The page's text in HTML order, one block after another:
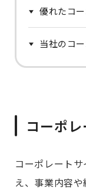
優れたコ
当社のコ
コーポ
コーポレート
え、事業内容